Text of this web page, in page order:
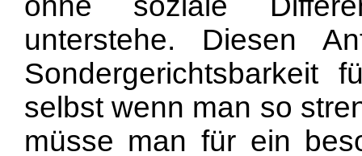
unterstehe. Diesen
Sondergerichtsbarkeit
selbst wenn man so
müsse man für ein